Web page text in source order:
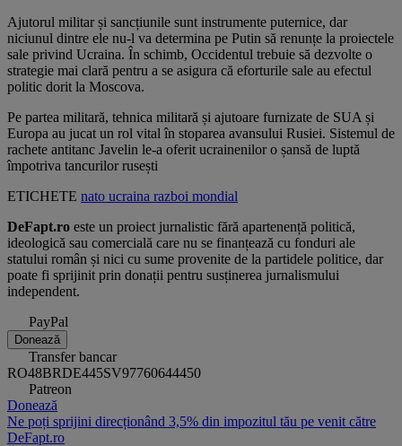
Ajutorul militar și sancțiunile sunt instrumente puternice, dar
niciunul dintre ele nu-l va determina pe Putin să renunțe la proiectele
sale privind Ucraina. În schimb, Occidentul trebuie să dezvolte o
strategie mai clară pentru a se asigura că eforturile sale au efectul
politic dorit la Moscova.
Pe partea militară, tehnica militară și ajutoare furnizate de SUA și
Europa au jucat un rol vital în stoparea avansului Rusiei. Sistemul de
rachete antitanc Javelin le-a oferit ucrainenilor o șansă de luptă
împotriva tancurilor rusești
ETICHETE nato ucraina razboi mondial
DeFapt.ro este un proiect jurnalistic fără apartenență politică,
ideologică sau comercială care nu se finanțează cu fonduri ale
statului român și nici cu sume provenite de la partidele politice, dar
poate fi sprijinit prin donații pentru susținerea jurnalismului
independent.
PayPal
Donează
Transfer bancar
RO48BRDE445SV97760644450
Patreon
Donează
Ne poți sprijini direcționând 3,5% din impozitul tău pe venit către
DeFapt.ro